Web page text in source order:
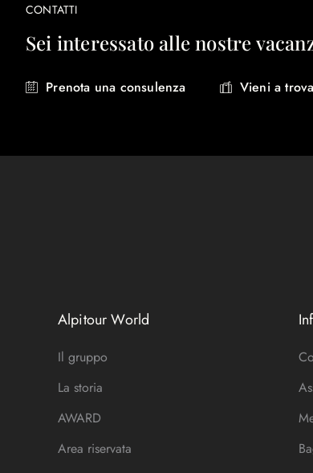
CONTATTI
Sei interessato alle nostre
Prenota una consulenza Vieni a
Alpitour World
Il gruppo
La storia
AWARD
Area riservata